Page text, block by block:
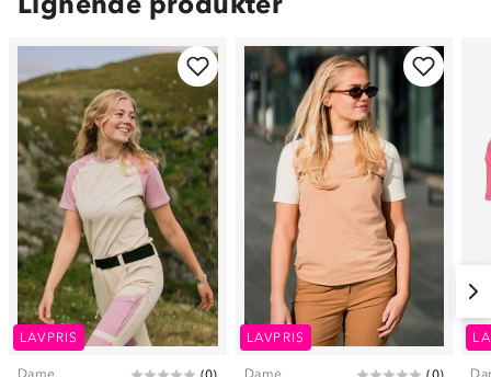
LAVPRIS
Dame
LAVPRIS
Dame